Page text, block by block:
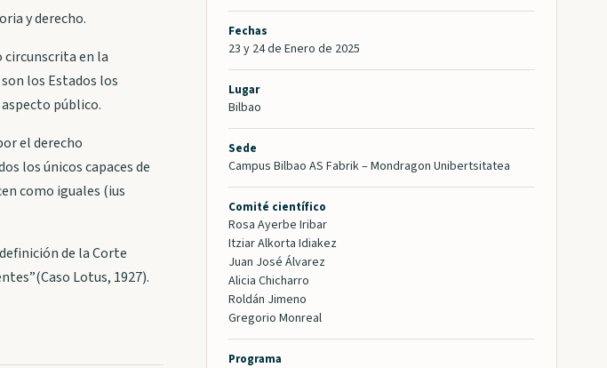
y derecho.
en la
los Estados los
público.
el derecho
los únicos capaces de
como iguales (ius
de la Corte
Lotus, 1927).
Fechas
23 y 24 de Enero de 2025
Lugar
Bilbao
Sede
Campus Bilbao AS Fabrik – Mondragon Unibertsitatea
Comité científico
Rosa Ayerbe Iribar
Itziar Alkorta Idiakez
Juan José Álvarez
Alicia Chicharro
Roldán Jimeno
Gregorio Monreal
Programa